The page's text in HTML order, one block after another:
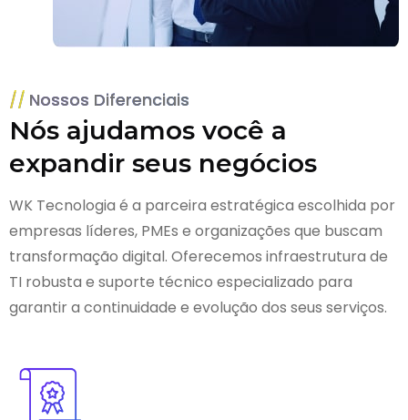
Nossos Diferenciais
Nós ajudamos você a
expandir seus negócios
WK Tecnologia é a parceira estratégica escolhida por
empresas líderes, PMEs e organizações que buscam
transformação digital. Oferecemos infraestrutura de
TI robusta e suporte técnico especializado para
garantir a continuidade e evolução dos seus serviços.